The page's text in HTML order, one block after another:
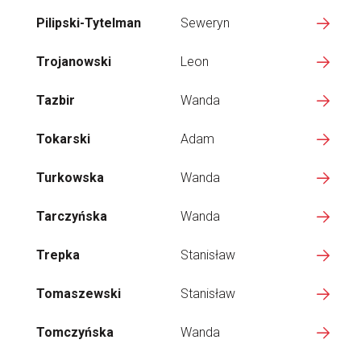
Pilipski-Tytelman Seweryn
Trojanowski Leon
Tazbir Wanda
Tokarski Adam
Turkowska Wanda
Tarczyńska Wanda
Trepka Stanisław
Tomaszewski Stanisław
Tomczyńska Wanda